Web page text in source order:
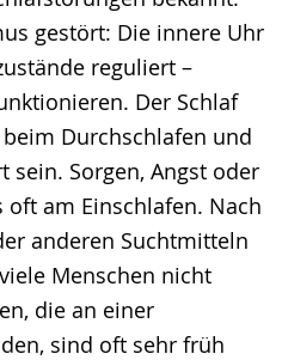
gestört: Die innere Uhr
reguliert –
Der Schlaf
Durchschlafen und
sein. Sorgen, Angst oder
am Einschlafen. Nach
anderen Suchtmitteln
Menschen nicht
die an einer
sind oft sehr früh